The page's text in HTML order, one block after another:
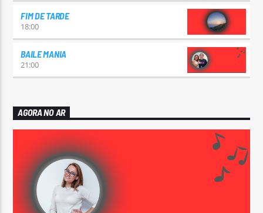
FIM DE TARDE
18:00
BAILE MANIA
21:00
AGORA NO AR